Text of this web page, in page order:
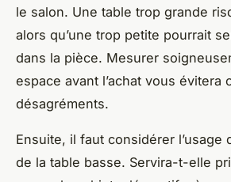
le salon. Une table trop grande
alors qu’une trop petite pourrait
dans la pièce. Mesurer
espace avant l’achat vous évitera
désagréments.
Ensuite, il faut considérer l’usage
de la table basse. Servira-t-elle